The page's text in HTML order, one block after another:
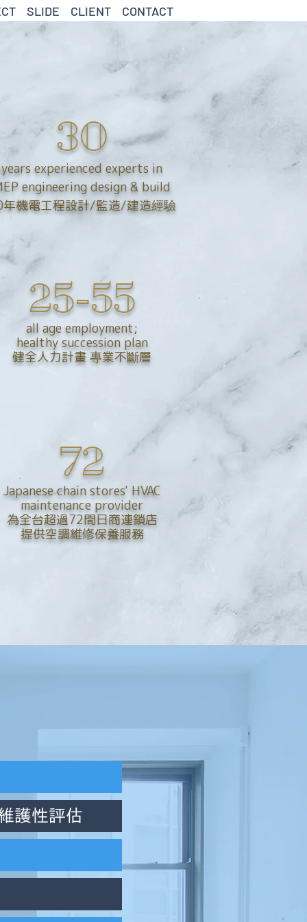
SLIDE CLIENT CONTACT
30
years experienced experts in
engineering design & build
機電工程設計/監造/建造經驗
25-55
all age employment;
healthy succession plan
健全人力計畫 專業不斷層
72
Japanese chain stores' HVAC
maintenance provider
為全台超過72間日商連鎖店
提供空調維修保養服務
護性評估